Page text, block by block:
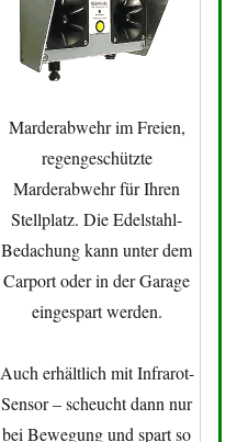
Marderabwehr im Freien,
regengeschützte
Marderabwehr für Ihren
Stellplatz. Die Edelstahl-
Bedachung kann unter dem
Carport oder in der Garage
eingespart werden.
Auch erhältlich mit Infrarot-
Sensor – scheucht dann nur
bei Bewegung und spart so